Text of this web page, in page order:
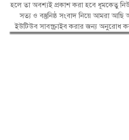
হলে তা অবশ্যই প্রকাশ করা হবে ধূমকেতু
সত্য ও বস্তুনিষ্ঠ সংবাদ নিয়ে আমরা
ইউটিউব সাবস্ক্রাইব করার জন্য অনুরোধ